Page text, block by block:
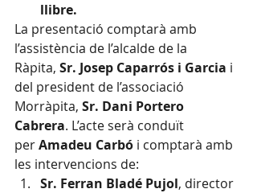
llibre.
La presentació comptarà amb
l’assistència de l’alcalde de la
Ràpita, Sr. Josep Caparrós i Garcia i
del president de l’associació
Morràpita, Sr. Dani Portero
Cabrera. L’acte serà conduït
per Amadeu Carbó i comptarà amb
les intervencions de:
Sr. Ferran Bladé Pujol, director